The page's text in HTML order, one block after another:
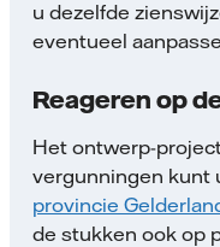
u dezelfde
eventueel
Reageren op
Het ontwerp-
vergunningen kunt
provincie
de stukken ook op